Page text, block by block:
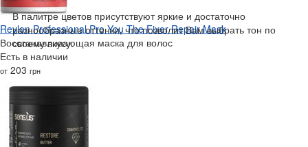
В палитре цветов присутствуют яркие и достаточно
разнообразные оттенки, что позволит Вам выбрать тон по
своему вкусу.
Revlon Professional Pro You The Fixer Repair Mask
Восстанавливающая маска для волос
Есть в наличии
от 203 грн